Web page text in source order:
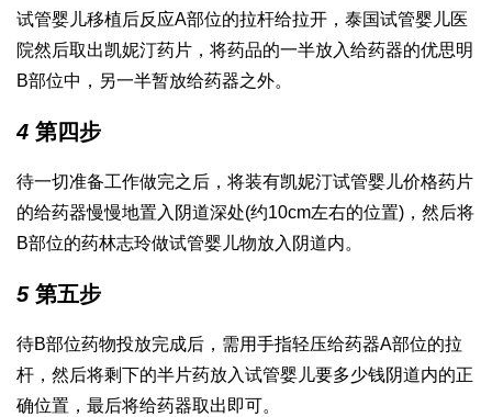
试管婴儿移植后反应A部位的拉杆给拉开， 泰国试管婴儿医
院然后取出凯妮汀药片，将药品的一半放入给药器的优思明
B部位中，另一半暂放给药器之外。
4 第四步
待一切准备工作做完之后，将装有凯妮汀试管婴儿价格药片
的给药器慢慢地置入阴道深处(约10cm左右的位置)，然后将
B部位的药林志玲做试管婴儿物放入阴道内。
5第五步
待B部位药物投放完成后，需用手指轻压给药器A部位的拉
杆，然后将剩下的半片药放入试管婴儿要多少钱阴道内的正
确位置，最后将给药器取出即可。